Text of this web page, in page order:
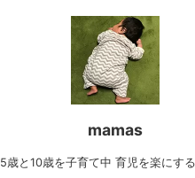
mamas
5歳と10歳を子育て中 育児を楽にす